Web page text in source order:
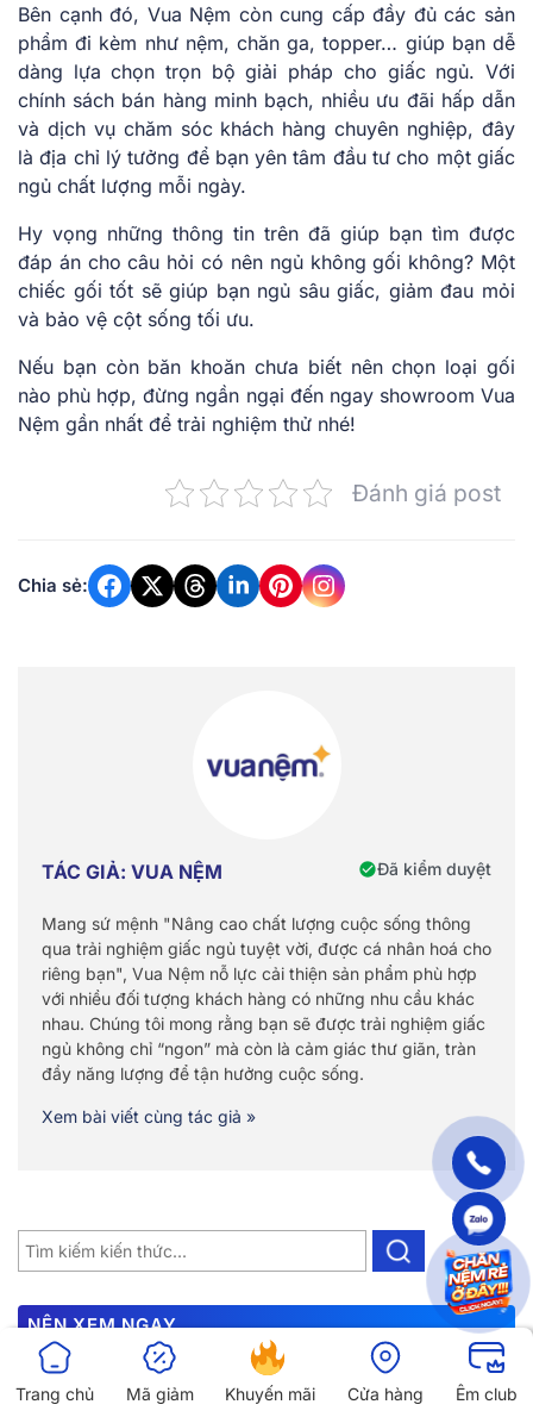
Bên cạnh đó, Vua Nệm còn cung cấp đầy đủ các sản
phẩm đi kèm như nệm, chăn ga, topper… giúp bạn dễ
dàng lựa chọn trọn bộ giải pháp cho giấc ngủ. Với
chính sách bán hàng minh bạch, nhiều ưu đãi hấp dẫn
và dịch vụ chăm sóc khách hàng chuyên nghiệp, đây
là địa chỉ lý tưởng để bạn yên tâm đầu tư cho một giấc
ngủ chất lượng mỗi ngày.
Hy vọng những thông tin trên đã giúp bạn tìm được
đáp án cho câu hỏi có nên ngủ không gối không? Một
chiếc gối tốt sẽ giúp bạn ngủ sâu giấc, giảm đau mỏi
và bảo vệ cột sống tối ưu.
Nếu bạn còn băn khoăn chưa biết nên chọn loại gối
nào phù hợp, đừng ngần ngại đến ngay showroom Vua
Nệm gần nhất để trải nghiệm thử nhé!
Đánh giá post
Chia sẻ:
TÁC GIẢ: VUA NỆM Đã kiểm duyệt
Mang sứ mệnh "Nâng cao chất lượng cuộc sống thông
qua trải nghiệm giấc ngủ tuyệt vời, được cá nhân hoá cho
riêng bạn", Vua Nệm nỗ lực cải thiện sản phẩm phù hợp
với nhiều đối tượng khách hàng có những nhu cầu khác
nhau. Chúng tôi mong rằng bạn sẽ được trải nghiệm giấc
ngủ không chỉ “ngon” mà còn là cảm giác thư giãn, tràn
đầy năng lượng để tận hưởng cuộc sống.
Xem bài viết cùng tác giả »
NÊN XEM NGAY
Ga giường 1m6x1m8: Các loại ga giường 1m6x1m8 phổ
Trang chủ Mã giảm Khuyến mãi Cửa hàng Êm club